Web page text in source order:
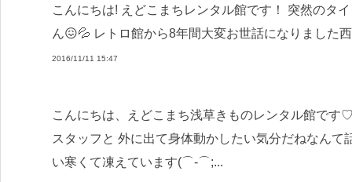
こんにちは! えどこまちレンタル館です！ 突然のタ
ん😖💦 レトロ館から8年間大変お世話になりました
2016/11/11 15:47
こんにちは、えどこまち浅草きものレンタル館で
スタッフと 外に出て身体動かしたい気分だねなん
い寒くて凍えています(⌒-⌒;...